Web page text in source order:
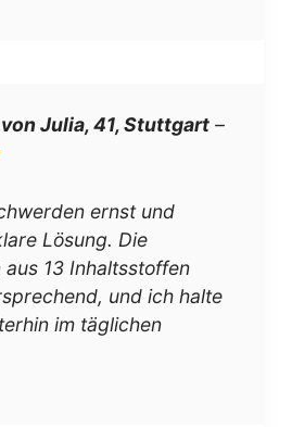
Julia, 41, Stuttgart –
ernst und
Lösung. Die
aus 13 Inhaltsstoffen
und ich halte
im täglichen